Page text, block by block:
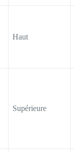
Haut
Supérieure